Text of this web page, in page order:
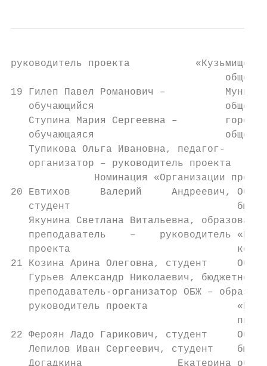
руководитель проекта
19 Гилеп Павел Романович –
обучающийся
Ступина Мария Сергеевна –        города
обучающаяся
   Тупикова Ольга Ивановна, педагог-
   организатор – руководитель проекта
Номинация «Организации
20 Евтихов     Валерий     Андреевич,
студент
Якунина Светлана Витальевна,
преподаватель    –    руководитель
проекта
21 Козина Арина Олеговна, студент
Гурьев Александр Николаевич, бюджетное
преподаватель-организатор ОБЖ –
руководитель проекта
22 Фероян Ладо Гарикович, студент
Лепилов Иван Сергеевич, студент
Догадкина                Екатерина